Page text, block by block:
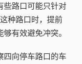
些路口可能只针对
种路口时，提前
有效避免冲突。
四向停车路口的车